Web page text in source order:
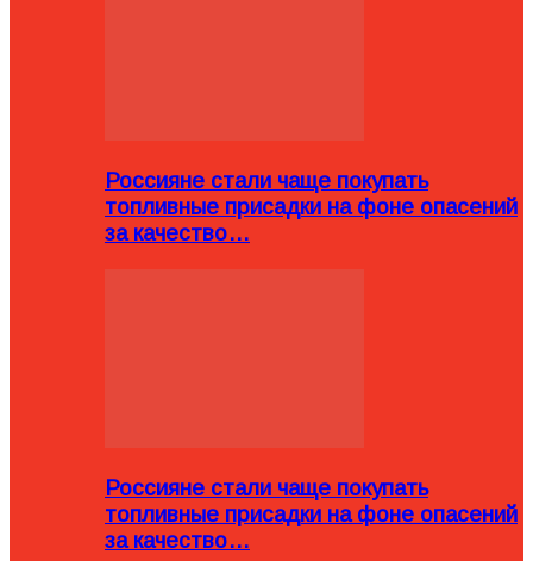
Россияне стали чаще покупать
топливные присадки на фоне опасений
за качество…
Россияне стали чаще покупать
топливные присадки на фоне опасений
за качество…